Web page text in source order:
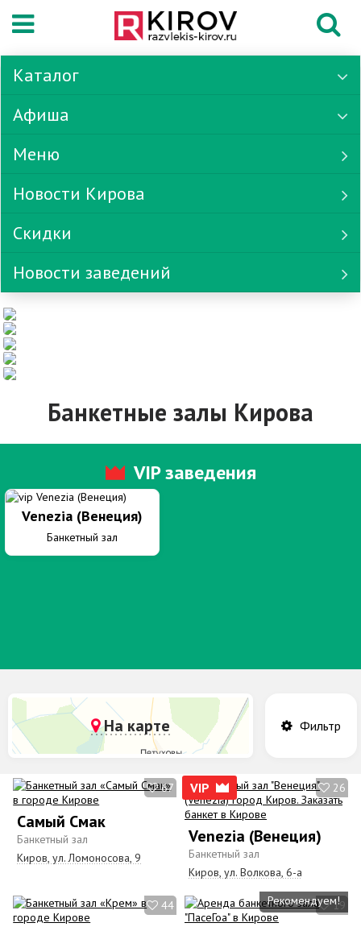
Каталог
Афиша
Меню
Новости Кирова
Скидки
Новости заведений
Банкетные залы Кирова
VIPзаведения
Venezia (Венеция)
Банкетный зал
На карте Фильтр
67
Самый Смак
Банкетный зал
Киров, ул. Ломоносова, 9
VIP 26
Venezia (Венеция)
Банкетный зал
Киров, ул. Волкова, 6-а
44 19
Рекомендуем!